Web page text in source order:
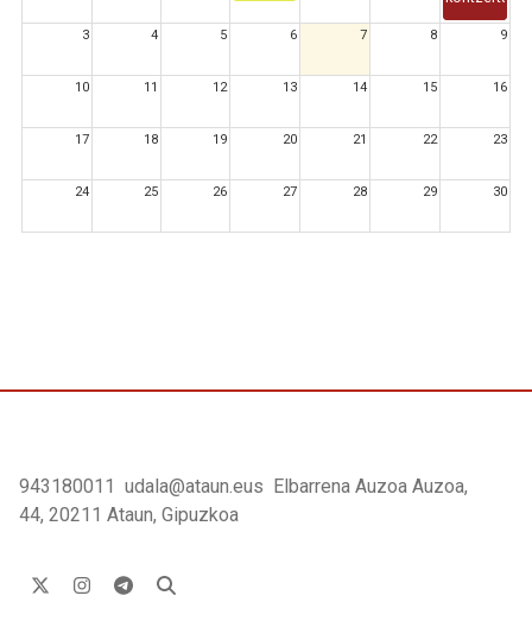
3 4 5 6 7 8 9
10 11 12 13 14 15 16
17 18 19 20 21 22 23
24 25 26 27 28 29 30
943180011 udala@ataun.eus
Elbarrena Auzoa Auzoa,
44, 20211 Ataun, Gipuzkoa
X sareainstagram
Telegram